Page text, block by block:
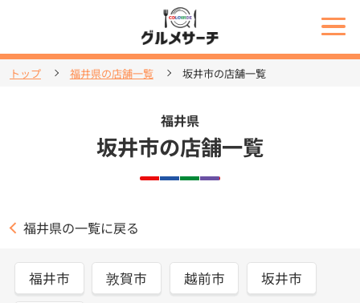
トップ 福井県の店舗一覧 坂井市の店舗一覧
福井県
坂井市の店舗一覧
福井県の一覧に戻る
福井市 敦賀市 越前市 坂井市